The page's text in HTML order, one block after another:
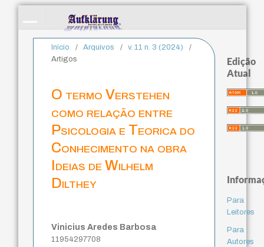
Início / Arquivos / v. 11 n. 3 (2024)
/
Artigos
O termo Verstehen
como relação entre
Psicologia e Teorica do
Conhecimento na obra
Ideias de Wilhelm
Dilthey
Vinicius Aredes Barbosa
11954297708
Edição
Atual
Para
Leitores
Para
Autores